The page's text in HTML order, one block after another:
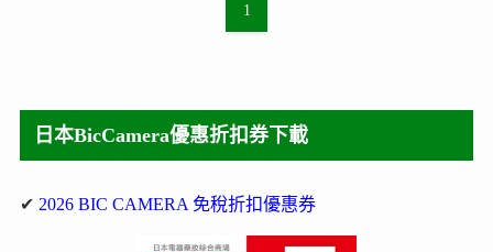
1
日本BicCamera優惠折扣券下載
✔ 2026 BIC CAMERA 免稅折扣優惠券